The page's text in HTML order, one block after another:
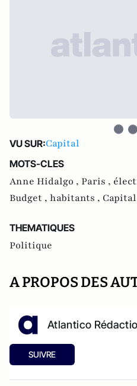
VU SUR:Capital
MOTS-CLES
Anne Hidalgo , Paris ,
Budget , habitants ,
THEMATIQUES
Politique
A PROPOS DES
Atlantico
SUIVRE